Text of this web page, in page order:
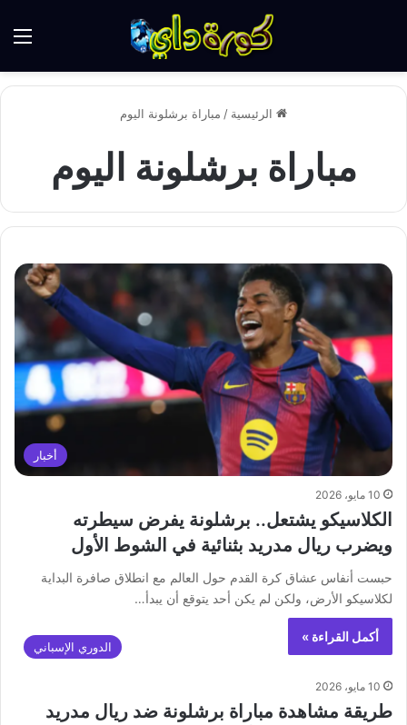
الرئيسية / مباراة برشلونة اليوم
مباراة برشلونة اليوم
أخبار
10 مايو، 2026
الكلاسيكو يشتعل.. برشلونة يفرض سيطرته
ويضرب ريال مدريد بثنائية في الشوط الأول
حبست أنفاس عشاق كرة القدم حول العالم مع انطلاق صافرة البداية
لكلاسيكو الأرض، ولكن لم يكن أحد يتوقع أن يبدأ…
أكمل القراءة »
الدوري الإسباني
10 مايو، 2026
طريقة مشاهدة مباراة برشلونة ضد ريال مدريد